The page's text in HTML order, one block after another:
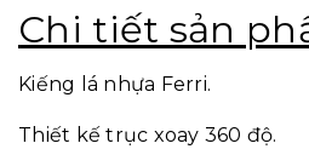
Chi tiết sản
Kiếng lá nhựa Ferri.
Thiết kế trục xoay 360 độ.